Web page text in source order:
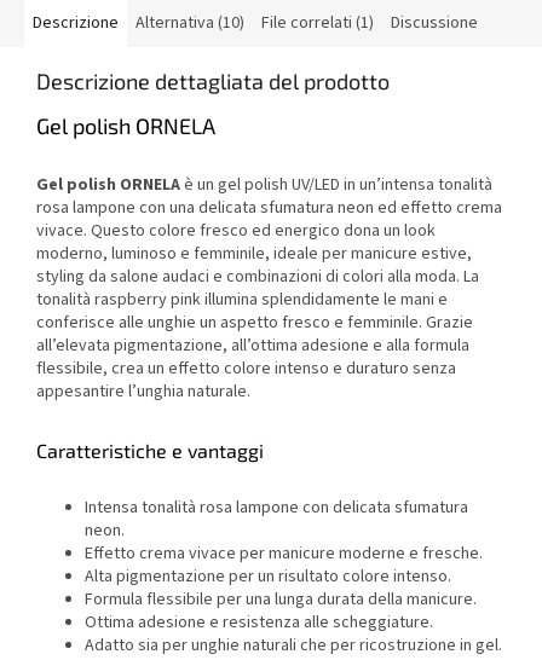
Descrizione Alternativa (10) File correlati (1) Discussione
Descrizione dettagliata del prodotto
Gel polish ORNELA
Gel polish ORNELAè un gel polish UV/LED in un’intensa tonalità
rosa lampone con una delicata sfumatura neon ed effetto crema
vivace. Questo colore fresco ed energico dona un look
moderno, luminoso e femminile, ideale per manicure estive,
styling da salone audaci e combinazioni di colori alla moda. La
tonalità raspberry pink illumina splendidamente le mani e
conferisce alle unghie un aspetto fresco e femminile. Grazie
all’elevata pigmentazione, all’ottima adesione e alla formula
flessibile, crea un effetto colore intenso e duraturo senza
appesantire l’unghia naturale.
Caratteristiche e vantaggi
Intensa tonalità rosa lampone con delicata sfumatura
neon.
Effetto crema vivace per manicure moderne e fresche.
Alta pigmentazione per un risultato colore intenso.
Formula flessibile per una lunga durata della manicure.
Ottima adesione e resistenza alle scheggiature.
Adatto sia per unghie naturali che per ricostruzione in gel.